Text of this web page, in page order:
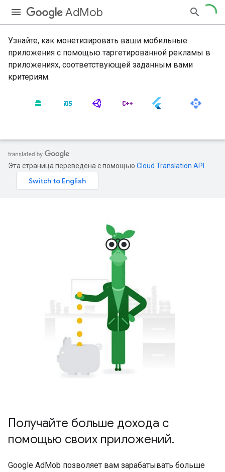
AdMob
Узнайте, как монетизировать ваши мобильные
приложения с помощью таргетированной рекламы в
приложениях, соответствующей заданным вами
критериям.
Эта страница переведена с помощью Cloud Translation API
Получайте больше дохода с
помощью своих приложений.
Google AdMob позволяет вам зарабатывать больше